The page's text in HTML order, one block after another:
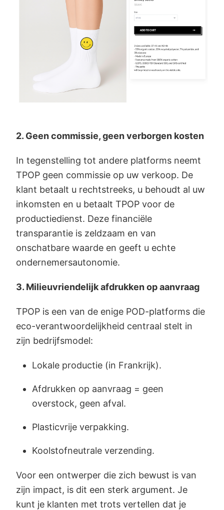
2. Geen commissie, geen verborgen kosten
In tegenstelling tot andere platforms neemt
TPOP geen commissie op uw verkoop. De
klant betaalt u rechtstreeks, u behoudt al uw
inkomsten en u betaalt TPOP voor de
productiedienst. Deze financiële
transparantie is zeldzaam en van
onschatbare waarde en geeft u echte
ondernemersautonomie.
3. Milieuvriendelijk afdrukken op aanvraag
TPOP is een van de enige POD-platforms die
eco-verantwoordelijkheid centraal stelt in
zijn bedrijfsmodel:
Lokale productie (in Frankrijk).
Afdrukken op aanvraag = geen
overstock, geen afval.
Plasticvrije verpakking.
Koolstofneutrale verzending.
Voor een ontwerper die zich bewust is van
zijn impact, is dit een sterk argument. Je
kunt je klanten met trots vertellen dat je